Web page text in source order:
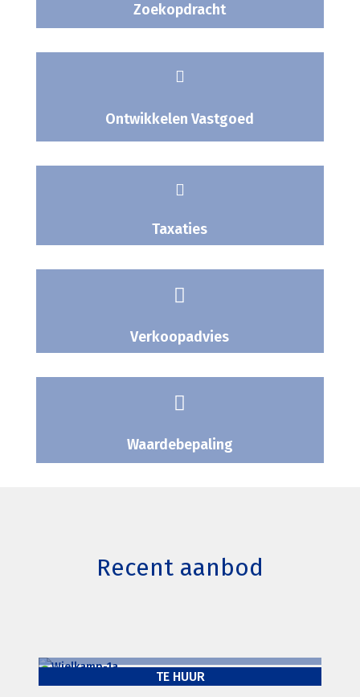
Zoekopdracht

Ontwikkelen Vastgoed

Taxaties

Verkoopadvies

Waardebepaling
Recent aanbod
TE HUUR